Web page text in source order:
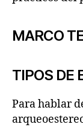
MARCO
TIPOS DE
Para hablar